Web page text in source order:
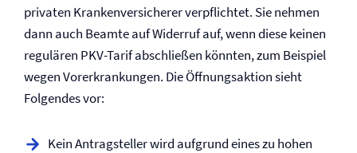
privaten Kranken­versicherer verpflichtet. Sie nehmen
dann auch Beamte auf Widerruf auf, wenn diese keinen
regulären PKV-Tarif abschließen könnten, zum Beispiel
wegen Vor­erkrankungen. Die Öffnungsaktion sieht
Folgendes vor:
Kein Antragsteller wird aufgrund eines zu hohen